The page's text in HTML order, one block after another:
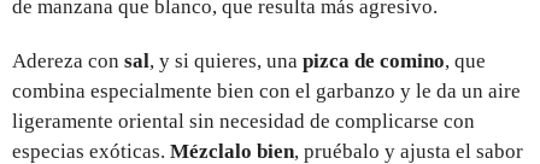
de manzana que blanco, que resulta más agresivo.
Adereza con sal, y si quieres, una pizca de comino, que
combina especialmente bien con el garbanzo y le da un aire
ligeramente oriental sin necesidad de complicarse con
especias exóticas. Mézclalo bien, pruébalo y ajusta el sabor